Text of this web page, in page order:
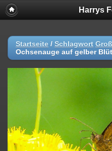
Harrys
Startseite / Schlagwort
Ochsenauge auf gelber